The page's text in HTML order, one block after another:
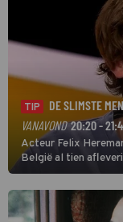
TIP
DE SLIMSTE
VANAVOND 20:20 -
Acteur Felix
België al tien
deze seizoensfinale.
Soundos El Ahmadi